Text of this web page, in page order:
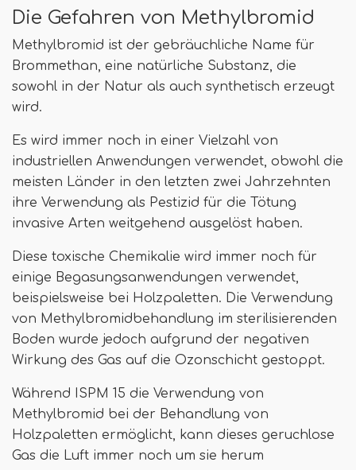
Die Gefahren von Methylbromid
Methylbromid ist der gebräuchliche Name für
Brommethan, eine natürliche Substanz, die
sowohl in der Natur als auch synthetisch erzeugt
wird.
Es wird immer noch in einer Vielzahl von
industriellen Anwendungen verwendet, obwohl die
meisten Länder in den letzten zwei Jahrzehnten
ihre Verwendung als Pestizid für die Tötung
invasive Arten weitgehend ausgelöst haben.
Diese toxische Chemikalie wird immer noch für
einige Begasungsanwendungen verwendet,
beispielsweise bei Holzpaletten. Die Verwendung
von Methylbromidbehandlung im sterilisierenden
Boden wurde jedoch aufgrund der negativen
Wirkung des Gas auf die Ozonschicht gestoppt.
Während ISPM 15 die Verwendung von
Methylbromid bei der Behandlung von
Holzpaletten ermöglicht, kann dieses geruchlose
Gas die Luft immer noch um sie herum